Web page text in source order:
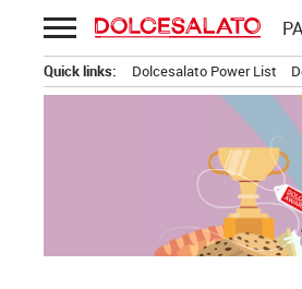
Passa
al
contenuto
Quick links: Dolcesalato Power List